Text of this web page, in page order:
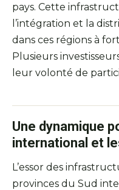
pays. Cette
l’intégration et la
dans ces régions à
Plusieurs
leur volonté de
Une dynamique
international et
L’essor des
provinces du Sud